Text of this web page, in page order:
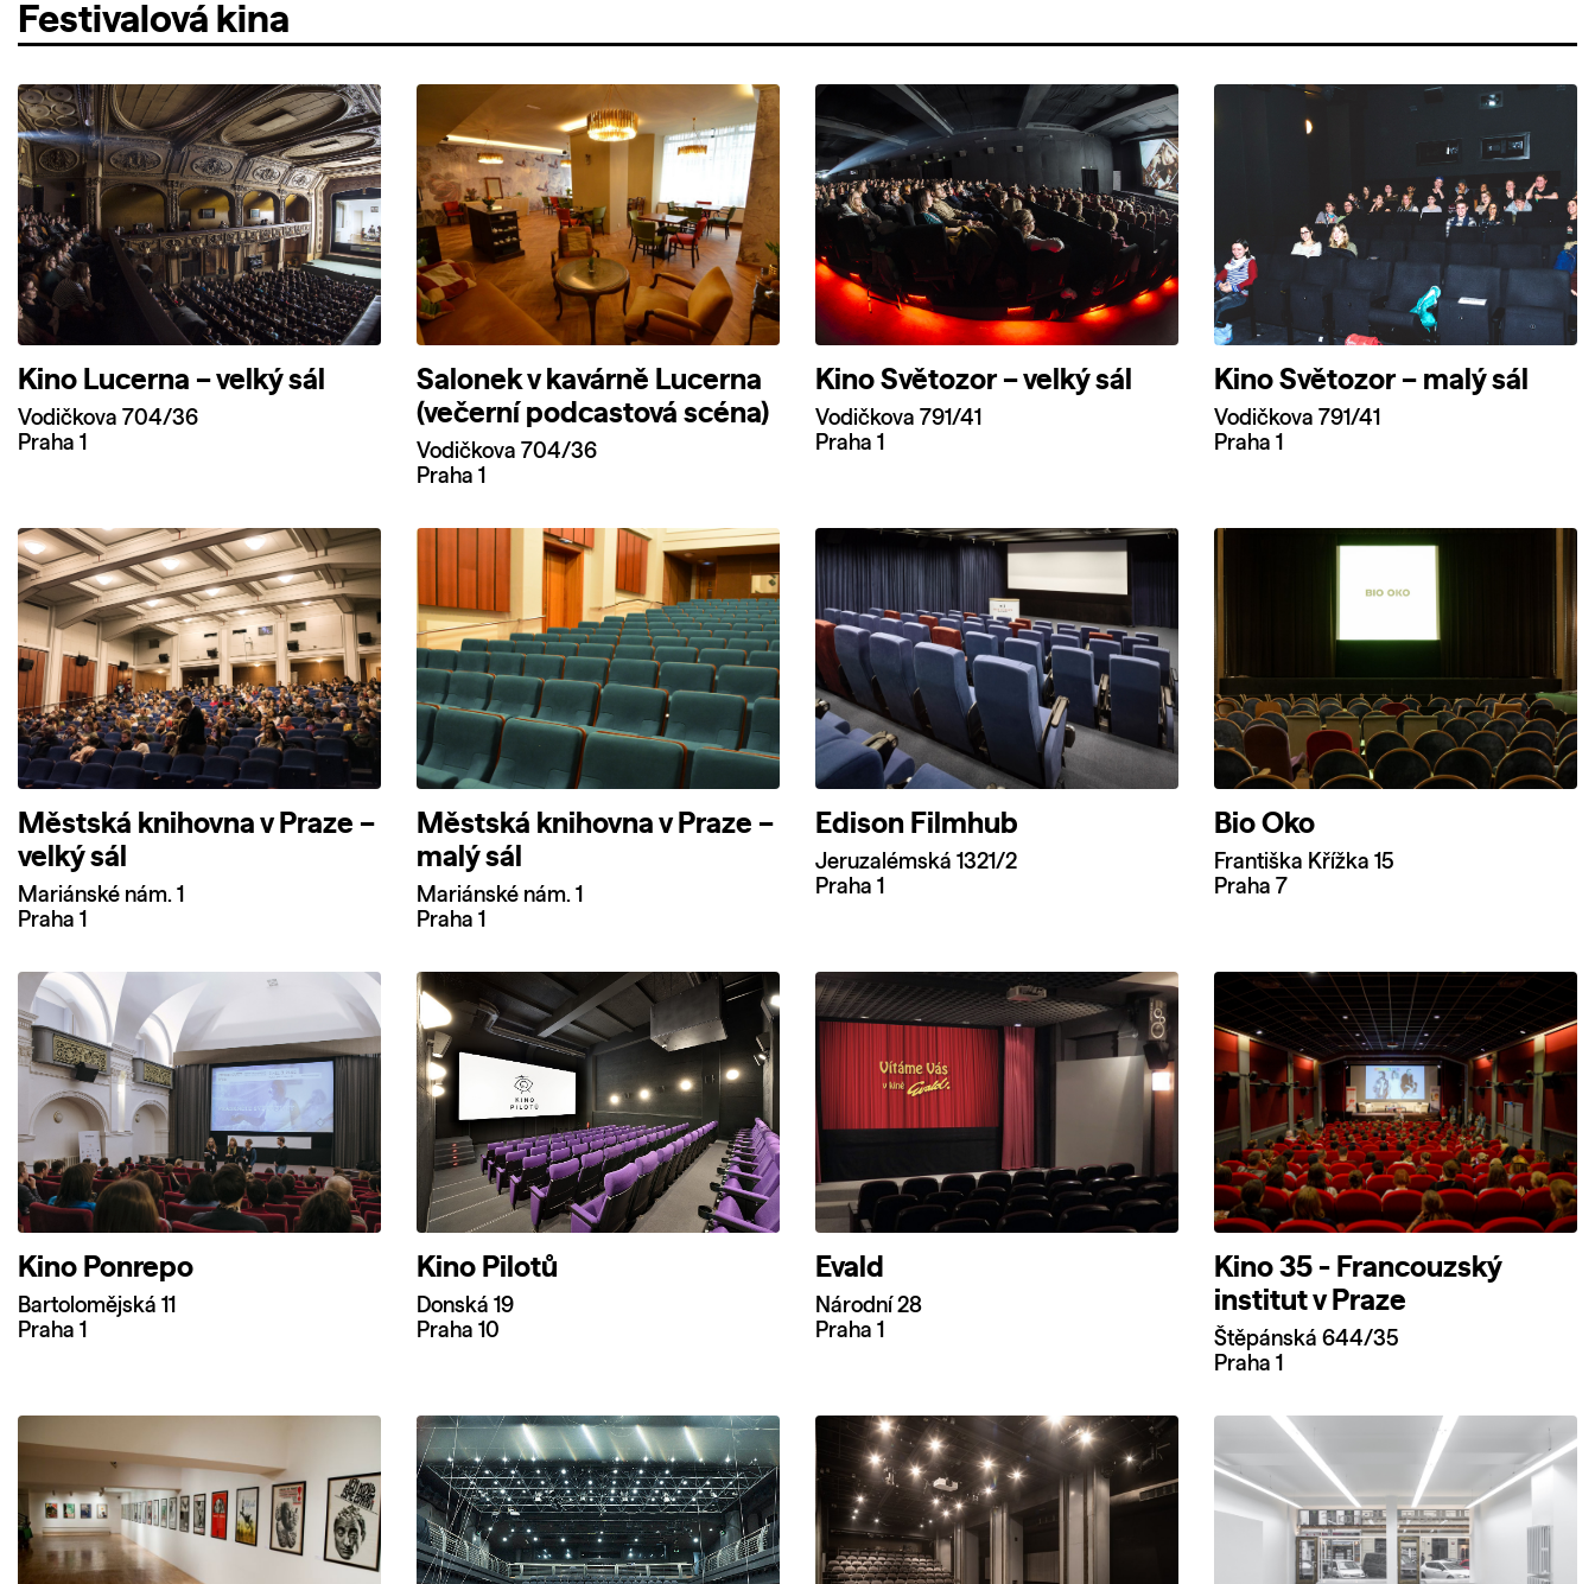
Festivalová kina
Kino Lucerna – velký sál
Vodičkova 704/36
Praha 1
Salonek v kavárně Lucerna
(večerní podcastová scéna)
Vodičkova 704/36
Praha 1
Kino Světozor – velký sál
Vodičkova 791/41
Praha 1
Kino Světozor – malý sál
Vodičkova 791/41
Praha 1
Městská knihovna v Praze –
velký sál
Mariánské nám. 1
Praha 1
Městská knihovna v Praze –
malý sál
Mariánské nám. 1
Praha 1
Edison Filmhub
Jeruzalémská 1321/2
Praha 1
Bio Oko
Františka Křížka 15
Praha 7
Kino Ponrepo
Bartolomějská 11
Praha 1
Kino Pilotů
Donská 19
Praha 10
Evald
Národní 28
Praha 1
Kino 35 - Francouzský
institut v Praze
Štěpánská 644/35
Praha 1